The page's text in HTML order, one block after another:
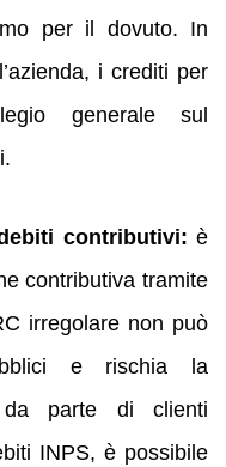
per il dovuto. In
i crediti per
generale sul
contributivi: è
contributiva tramite
irregolare non può
e rischia la
da parte di clienti
INPS, è possibile